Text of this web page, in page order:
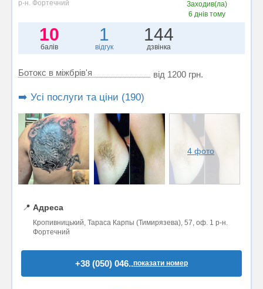
р-н. Фортечний
Заходив(ла)
6 днів тому
10
балів
1
відгук
144
дзвінка
Ботокс в міжбрів'я від 1200 грн.
➡️ Усі послуги та ціни (190)
4 фото
📍 Адреса
Кропивницький, Тараса Карпы (Тимирязева), 57, оф. 1 р-н.
Фортечний
+38 (050) 046..показати номер